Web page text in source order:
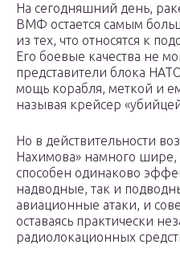
На сегодняшний день,
ВМФ остается самым
из тех, что относятся к
Его боевые качества не
представители блока
мощь корабля, меткой и
называя крейсер
Но в действительности
Нахимова» намного
способен одинаково
надводные, так и
авиационные атаки, и
оставаясь практически
радиолокационных